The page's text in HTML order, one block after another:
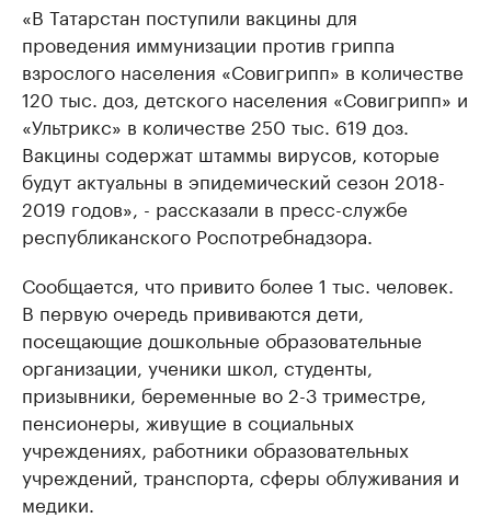
«В Татарстан поступили вакцины для
проведения иммунизации против гриппа
взрослого населения «Совигрипп» в количестве
120 тыс. доз, детского населения «Совигрипп» и
«Ультрикс» в количестве 250 тыс. 619 доз.
Вакцины содержат штаммы вирусов, которые
будут актуальны в эпидемический сезон 2018-
2019 годов», - рассказали в пресс-службе
республиканского Роспотребнадзора.
Сообщается, что привито более 1 тыс. человек.
В первую очередь прививаются дети,
посещающие дошкольные образовательные
организации, ученики школ, студенты,
призывники, беременные во 2-3 триместре,
пенсионеры, живущие в социальных
учреждениях, работники образовательных
учреждений, транспорта, сферы облуживания и
медики.